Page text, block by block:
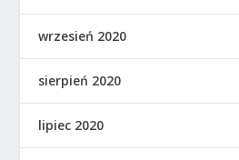
wrzesień 2020
sierpień 2020
lipiec 2020